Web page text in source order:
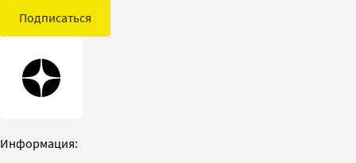
Подписаться
Информация: